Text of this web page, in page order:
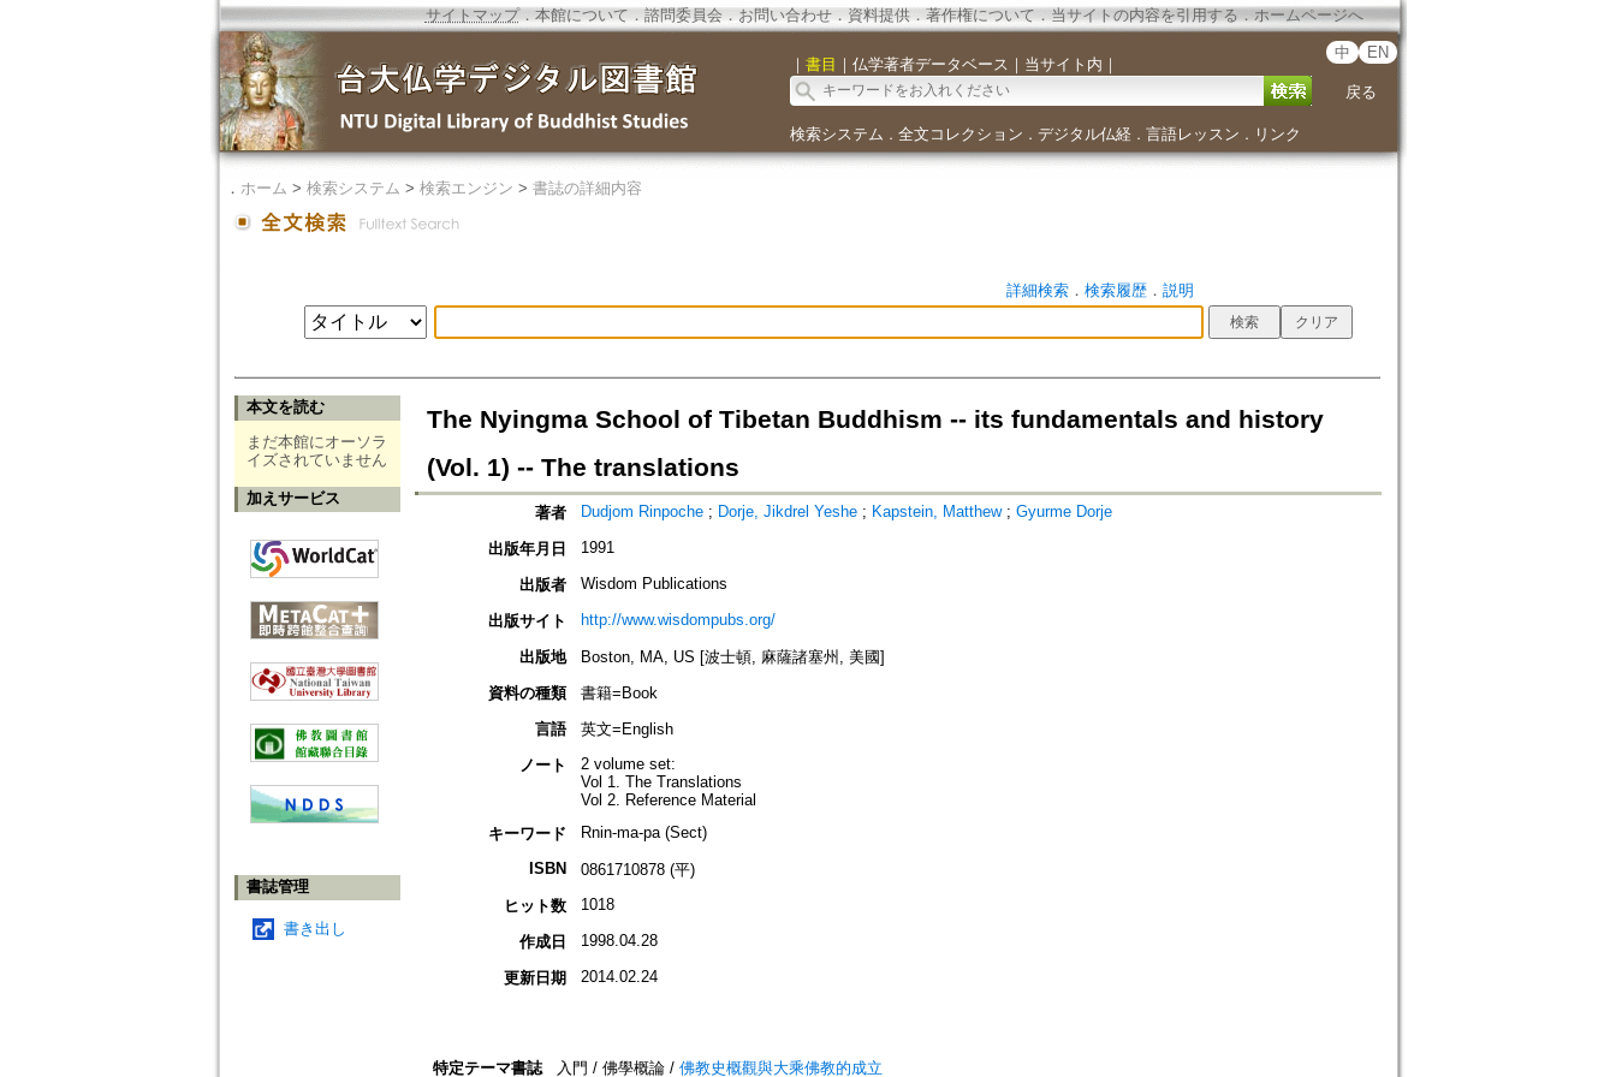
サイトマップ．本館について ． 諮問委員会． お問い合わせ． 資料提供． 著作権について．当サイトの内容を引用する ． ホームページへ
｜ 書目 ｜ 仏学著者データベース ｜ 当サイト内 ｜
中 EN
戻る
検索システム ． 全文コレクション ． デジタル仏経． 言語レッスン ． リンク
． ホーム > 検索システム > 検索エンジン > 書誌の詳細内容
詳細検索． 検索履歴． 説明
本文を読む
まだ本館にオーソラ
イズされていません
加えサービス
書誌管理
書き出し
The Nyingma School of Tibetan Buddhism -- its fundamentals and history
(Vol. 1) -- The translations
著者 Dudjom Rinpoche ; Dorje, Jikdrel Yeshe ; Kapstein, Matthew ; Gyurme Dorje
出版年月日 1991
出版者 Wisdom Publications
出版サイト http://www.wisdompubs.org/
出版地
Boston, MA, US [波士頓, 麻薩諸塞州, 美國]
資料の種類
書籍=Book
言語
英文=English
ノート
2 volume set:
Vol 1. The Translations
Vol 2. Reference Material
キーワード
Rnin-ma-pa (Sect)
ISBN
0861710878 (平)
ヒット数
1018
作成日 1998.04.28
更新日期 2014.02.24
特定テーマ書誌 入門 / 佛學概論 / 佛教史概觀與大乘佛教的成立